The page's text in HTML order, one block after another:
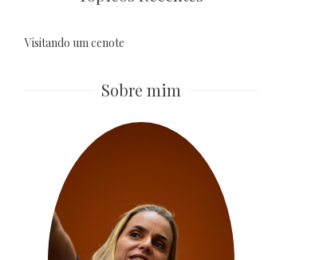
Visitando um cenote
Sobre mim